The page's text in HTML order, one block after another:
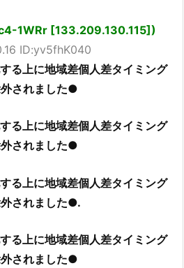
1WRr [133.209.130.115])
ID:yv5fhK040
る上に地域差個人差タイミング
されました●
る上に地域差個人差タイミング
されました●
る上に地域差個人差タイミング
されました●.
る上に地域差個人差タイミング
されました●